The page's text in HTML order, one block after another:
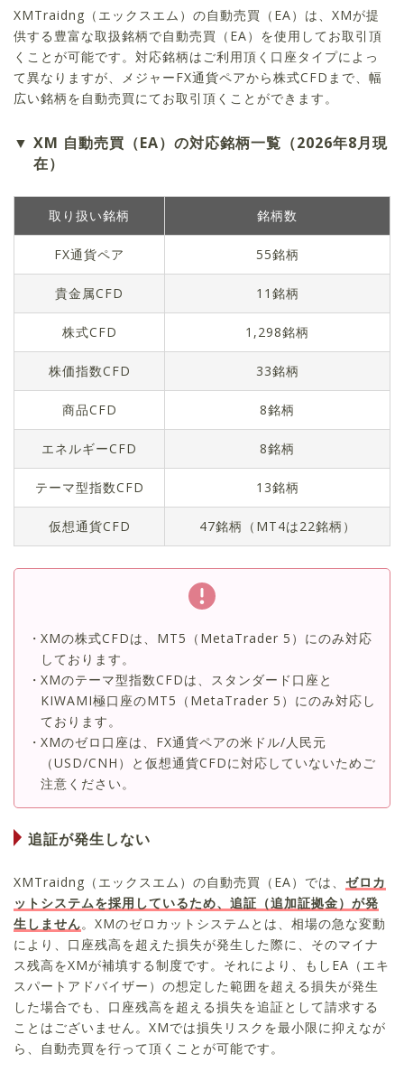
XMTraidng（エックスエム）の自動売買（EA）は、XMが提
供する豊富な取扱銘柄で自動売買（EA）を使用してお取引頂
くことが可能です。対応銘柄はご利用頂く口座タイプによっ
て異なりますが、メジャーFX通貨ペアから株式CFDまで、幅
広い銘柄を自動売買にてお取引頂くことができます。
XM 自動売買（EA）の対応銘柄一覧（2026年8月現
在）
取り扱い銘柄 銘柄数
FX通貨ペア 55銘柄
貴金属CFD 11 銘柄
株式CFD 1,298銘柄
株価指数CFD 33銘柄
商品CFD 8銘柄
エネルギーCFD 8銘柄
テーマ型指数CFD 13銘柄
仮想通貨CFD 47銘柄（MT4は22銘柄）
XMの株式CFDは、MT5（MetaTrader 5）にのみ対応
しております。
XMのテーマ型指数CFDは、スタンダード口座と
KIWAMI極口座のMT5（MetaTrader 5）にのみ対応し
ております。
XMのゼロ口座は、FX通貨ペアの米ドル/人民元
（USD/CNH）と仮想通貨CFDに対応していないためご
注意ください。
追証が発生しない
XMTraidng（エックスエム）の自動売買（EA）では、 ゼロカ
ットシステムを採用しているため、追証（追加証拠金）が発
生しません。XMのゼロカットシステムとは、相場の急な変動
により、口座残高を超えた損失が発生した際に、そのマイナ
ス残高をXMが補填する制度です。それにより、もしEA（エキ
スパートアドバイザー）の想定した範囲を超える損失が発生
した場合でも、口座残高を超える損失を追証として請求する
ことはございません。XMでは損失リスクを最小限に抑えなが
ら、自動売買を行って頂くことが可能です。